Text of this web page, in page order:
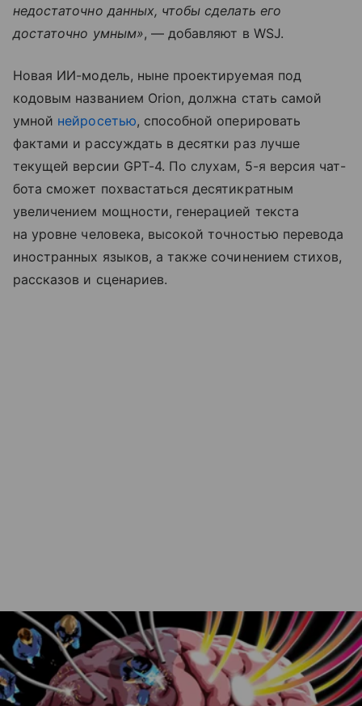
недостаточно данных, чтобы сделать его
достаточно умным», — добавляют в WSJ.
Новая ИИ-модель, ныне проектируемая под
кодовым названием Orion, должна стать самой
умной нейросетью, способной оперировать
фактами и рассуждать в десятки раз лучше
текущей версии GPT-4. По слухам, 5-я версия чат-
бота сможет похвастаться десятикратным
увеличением мощности, генерацией текста
на уровне человека, высокой точностью перевода
иностранных языков, а также сочинением стихов,
рассказов и сценариев.